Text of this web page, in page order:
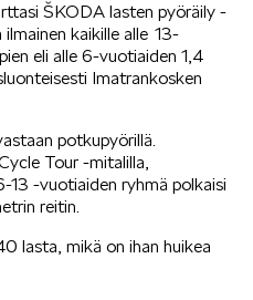
ŠKODA lasten pyöräily -
kaikille alle 13-
eli alle 6-vuotiaiden 1,4
Imatrankosken
potkupyörillä.
Tour -mitalilla,
13 -vuotiaiden ryhmä polkaisi
reitin.
lasta, mikä on ihan huikea